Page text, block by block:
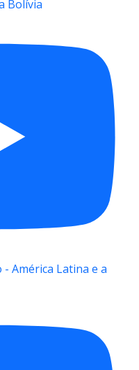
Bolívia
América Latina e a